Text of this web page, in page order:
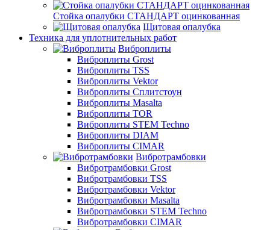
Стойка опалубки СТАНДАРТ оцинкованная
Щитовая опалубка
Техника для уплотнительных работ
Виброплиты
Виброплиты Grost
Виброплиты TSS
Виброплиты Vektor
Виброплиты Сплитстоун
Виброплиты Masalta
Виброплиты TOR
Виброплиты STEM Techno
Виброплиты DIAM
Виброплиты CIMAR
Вибротрамбовки
Вибротрамбовки Grost
Вибротрамбовки TSS
Вибротрамбовки Vektor
Вибротрамбовки Masalta
Вибротрамбовки STEM Techno
Вибротрамбовки CIMAR